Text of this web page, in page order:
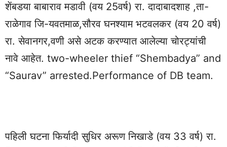
शेंबडया बाबाराव मडावी (वय 25वर्ष) रा. दादाबादशाह ,ता-
राळेगाव जि-यवतमाळ,सौरव घनश्याम भटवलकर (वय 20 वर्ष)
रा. सेवानगर,वणी असे अटक करण्यात आलेल्या चोरट्यांची
नावे आहेत. two-wheeler thief “Shembadya” and
“Saurav” arrested.Performance of DB team.
पहिली घटना फिर्यादी सुधिर अरूण निखाडे (वय 33 वर्ष) रा.